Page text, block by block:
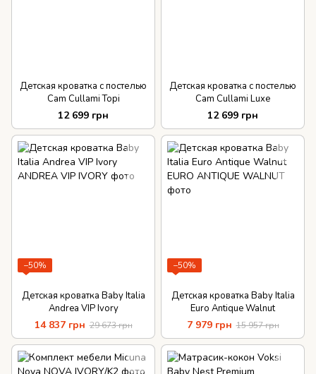
Детская кроватка с постелью
Cam Cullami Topi
12 699 грн
Детская кроватка с постелью
Cam Cullami Luxe
12 699 грн
−50%
Детская кроватка Baby Italia
Andrea VIP Ivory
14 837 грн 29 673 грн
−50%
Детская кроватка Baby Italia
Euro Antique Walnut
7 979 грн 15 957 грн